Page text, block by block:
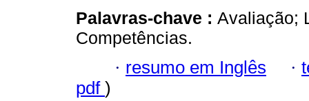
Palavras-chave : Avaliação;
Competências.
· resumo em Inglês ·
pdf )